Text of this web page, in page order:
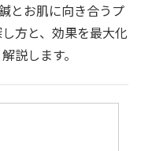
とお肌に向き合うプ
方と、効果を最大化
説します。